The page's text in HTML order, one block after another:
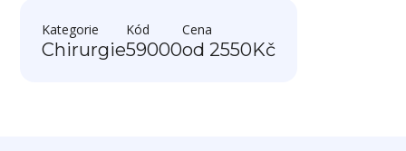
Kategorie
Chirurgie
Kód
59000
Cena
od 2550Kč